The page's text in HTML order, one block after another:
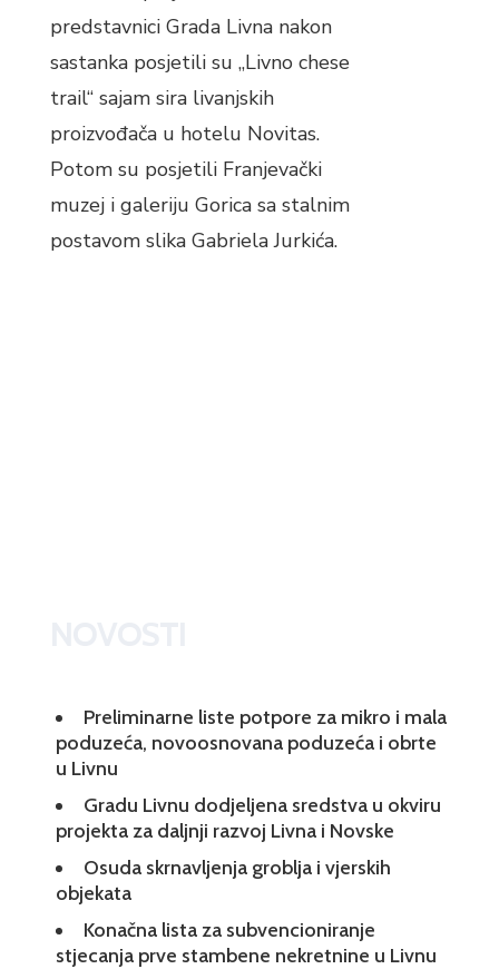
predstavnici Grada Livna nakon
sastanka posjetili su „Livno chese
trail“ sajam sira livanjskih
proizvođača u hotelu Novitas.
Potom su posjetili Franjevački
muzej i galeriju Gorica sa stalnim
postavom slika Gabriela Jurkića.
Preliminarne liste potpore za mikro i mala
poduzeća, novoosnovana poduzeća i obrte
u Livnu
Gradu Livnu dodjeljena sredstva u okviru
projekta za daljnji razvoj Livna i Novske
Osuda skrnavljenja groblja i vjerskih
objekata
Konačna lista za subvencioniranje
stjecanja prve stambene nekretnine u Livnu